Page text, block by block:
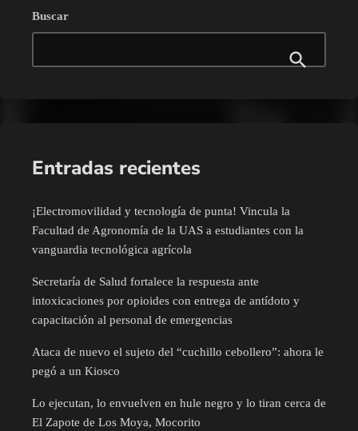
Buscar
Entradas recientes
¡Electromovilidad y tecnología de punta! Vincula la
Facultad de Agronomía de la UAS a estudiantes con la
vanguardia tecnológica agrícola
Secretaría de Salud fortalece la respuesta ante
intoxicaciones por opioides con entrega de antídoto y
capacitación al personal de emergencias
Ataca de nuevo el sujeto del “cuchillo cebollero”: ahora le
pegó a un Kiosco
Lo ejecutan, lo envuelven en hule negro y lo tiran cerca de
El Zapote de Los Moya, Mocorito